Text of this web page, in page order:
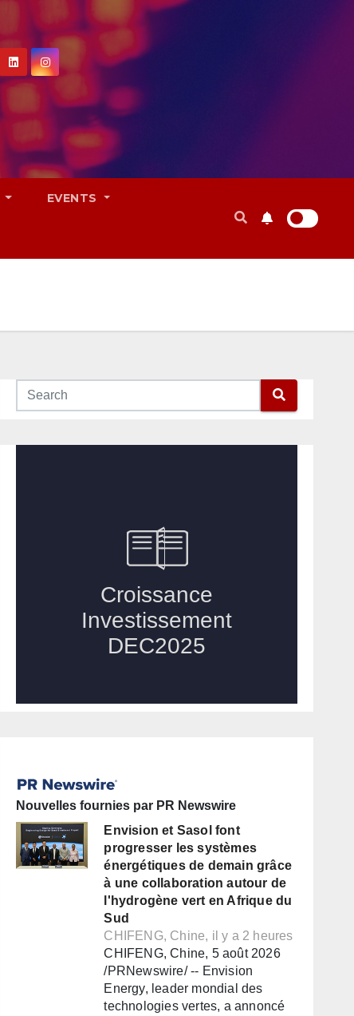
EVENTS
Nouvelles fournies par PR Newswire
Envision et Sasol font
progresser les systèmes
énergétiques de demain grâce
à une collaboration autour de
l'hydrogène vert en Afrique du
Sud
CHIFENG, Chine, il y a 2 heures
CHIFENG, Chine, 5 août 2026
/PRNewswire/ -- Envision
Energy, leader mondial des
technologies vertes, a annoncé